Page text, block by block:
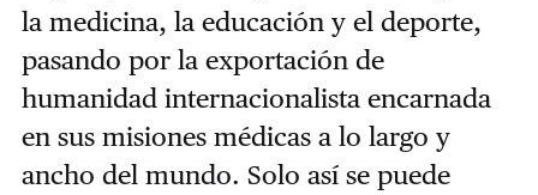
la medicina, la educación y el deporte,
pasando por la exportación de
humanidad internacionalista encarnada
en sus misiones médicas a lo largo y
ancho del mundo. Solo así se puede